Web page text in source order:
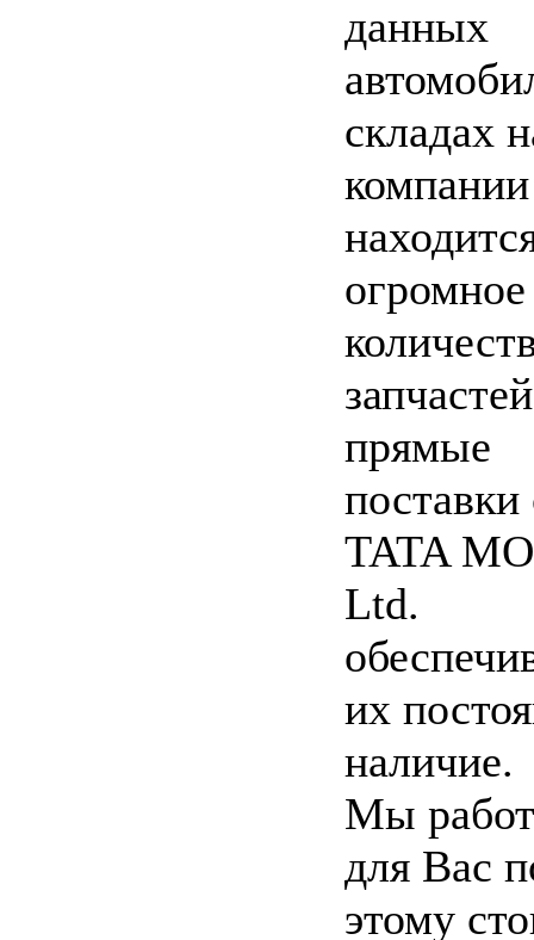
данных
складах
компании
огромное
прямые
поставки
TATA
Ltd.
их
наличие.
Мы
для Вас
этому